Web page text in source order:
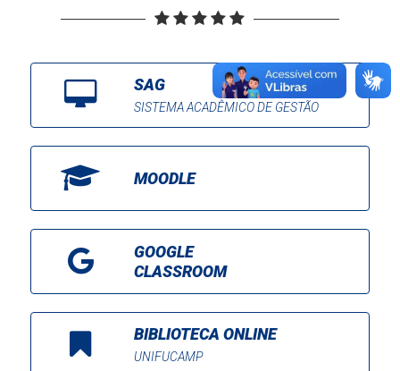
SAG
SISTEMA ACADÊMICO DE GESTÃO
MOODLE
GOOGLE
CLASSROOM
BIBLIOTECA ONLINE
UNIFUCAMP